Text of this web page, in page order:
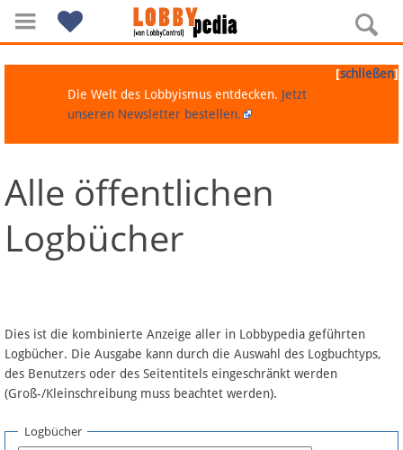
Navigation
Über Lobbypedia
Artikel nach Kategorien
FAQ
[schließen]
Die Welt des Lobbyismus entdecken. Jetzt
unseren Newsletter bestellen.
Alle öffentlichen
Logbücher
Dies ist die kombinierte Anzeige aller in Lobbypedia geführten
Logbücher. Die Ausgabe kann durch die Auswahl des Logbuchtyps,
des Benutzers oder des Seitentitels eingeschränkt werden
(Groß-/Kleinschreibung muss beachtet werden).
Logbücher